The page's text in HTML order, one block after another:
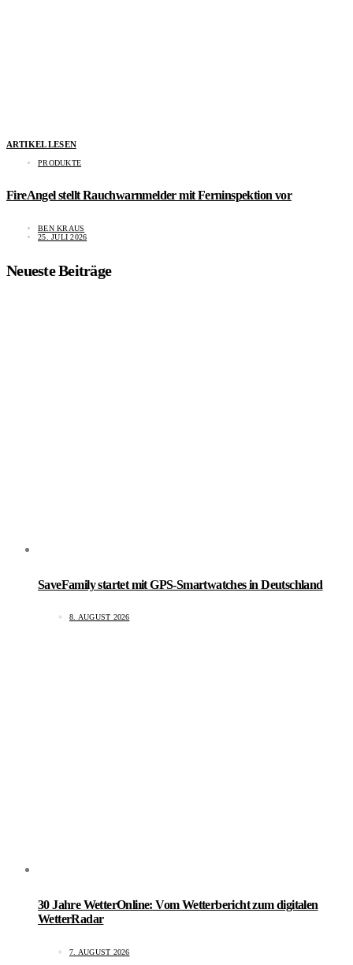
ARTIKEL LESEN
PRODUKTE
FireAngel stellt Rauchwarnmelder mit Ferninspektion vor
BEN KRAUS
25. JULI 2026
Neueste Beiträge
SaveFamily startet mit GPS-Smartwatches in Deutschland
8. AUGUST 2026
30 Jahre WetterOnline: Vom Wetterbericht zum digitalen
WetterRadar
7. AUGUST 2026